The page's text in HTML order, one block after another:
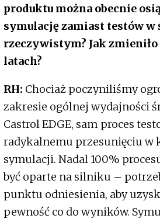
produktu można obecnie
symulację zamiast testów w
rzeczywistym? Jak
latach?
RH: Chociaż poczyniliśmy
zakresie ogólnej wydajności
Castrol EDGE, sam proces
radykalnemu przesunięciu w
symulacji. Nadal 100%
być oparte na silniku –
punktu odniesienia, aby
pewność co do wyników.